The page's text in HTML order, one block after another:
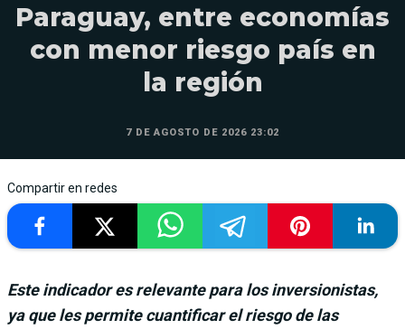
Paraguay, entre economías
con menor riesgo país en
la región
7 DE AGOSTO DE 2026 23:02
Compartir en redes
Este indicador es relevante para los inversionistas,
ya que les permite cuantificar el riesgo de las